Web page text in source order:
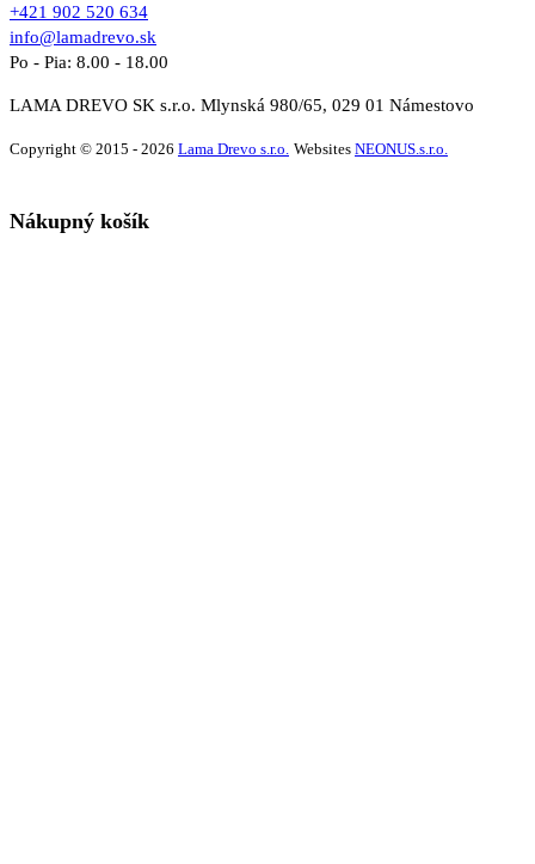
+421 902 520 634
info@lamadrevo.sk
Po - Pia: 8.00 - 18.00
LAMA DREVO SK s.r.o. Mlynská 980/65, 029 01 Námestovo
Copyright © 2015 - 2026 Lama Drevo s.r.o. Websites NEONUS.s.r.o.
Nákupný košík